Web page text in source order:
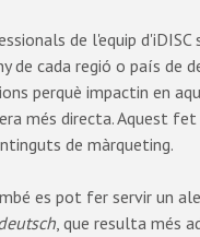
de l'equip d'iDISC
de cada regió o país de
perquè impactin en
més directa. Aquest
de màrqueting.
es pot fer servir un
, que resulta més